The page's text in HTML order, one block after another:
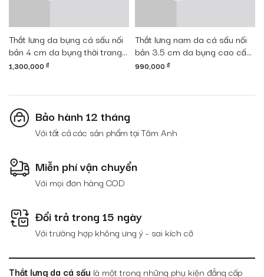
Thắt lưng da bụng cá sấu nối
bản 4 cm da bụng thời trang
DTA1300-08B-B-CF
1,300,000 đ
Thắt lưng nam da cá sấu nối
bản 3.5 cm da bụng cao cấp
DTA990-01V-B-D
990,000 đ
Bảo hành 12 tháng
Với tất cả các sản phẩm tại Tâm Anh
Miễn phí vận chuyển
Với mọi đơn hàng COD
Đổi trả trong 15 ngày
Với trường hợp không ưng ý - sai kích cỡ
Thắt lưng da cá sấu là một trong những phụ kiện đẳng cấp